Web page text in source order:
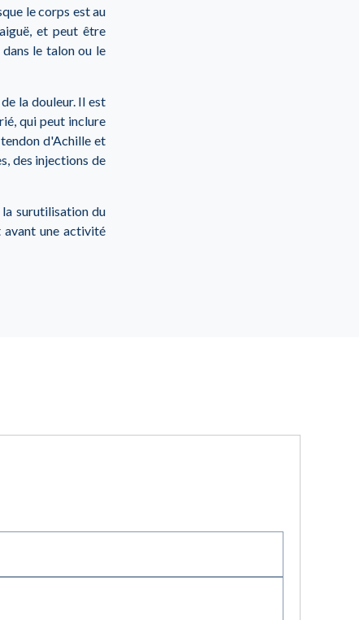
le corps est au
et peut être
le talon ou le
la douleur. Il est
qui peut inclure
d'Achille et
des injections de
surutilisation du
avant une activité